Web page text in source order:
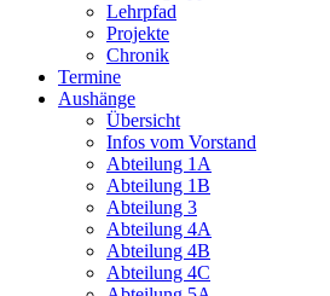
Lehrpfad
Projekte
Chronik
Termine
Aushänge
Übersicht
Infos vom Vorstand
Abteilung 1A
Abteilung 1B
Abteilung 3
Abteilung 4A
Abteilung 4B
Abteilung 4C